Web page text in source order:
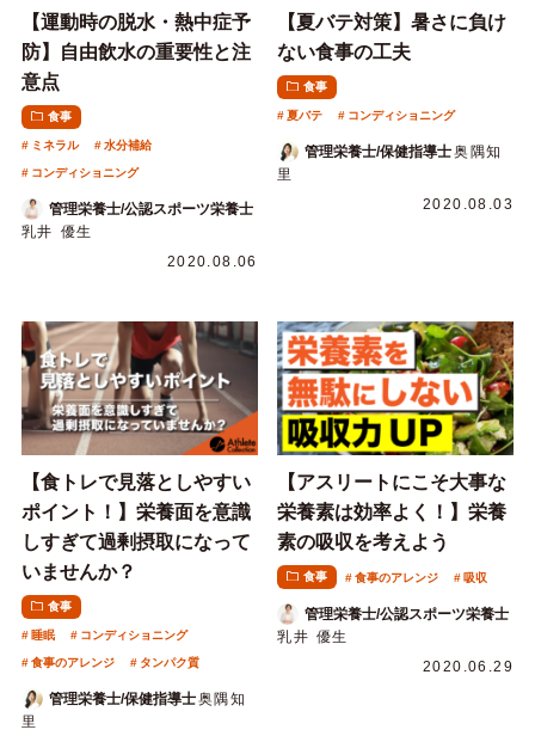
【運動時の脱水・熱中症予
防】自由飲水の重要性と注
意点
食事
ミネラル 水分補給
コンディショニング
管理栄養士/公認スポーツ栄養士
乳井 優生
2020.08.06
【夏バテ対策】暑さに負け
ない食事の工夫
食事
夏バテ コンディショニング
管理栄養士/保健指導士奥隅知
里
2020.08.03
【食トレで見落としやすい
ポイント！】栄養面を意識
しすぎて過剰摂取になって
いませんか？
食事
睡眠 コンディショニング
食事のアレンジ タンパク質
管理栄養士/保健指導士奥隅知
里
【アスリートにこそ大事な
栄養素は効率よく！】栄養
素の吸収を考えよう
食事 食事のアレンジ 吸収
管理栄養士/公認スポーツ栄養士
乳井 優生
2020.06.29